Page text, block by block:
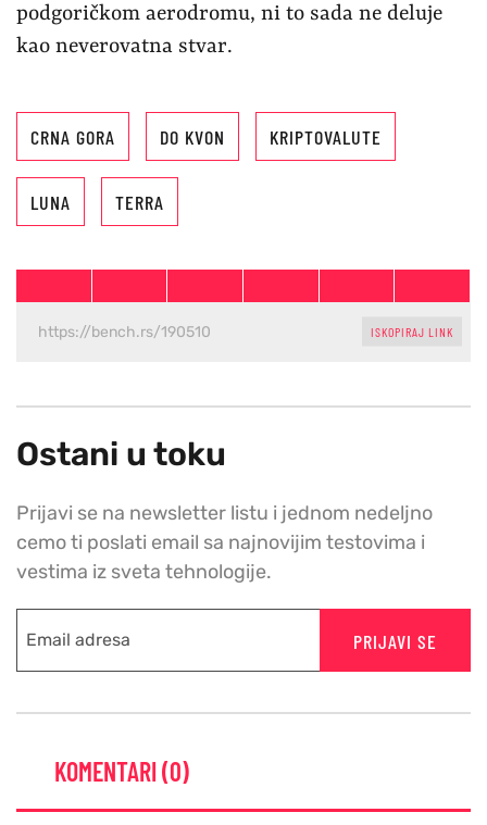
podgoričkom aerodromu, ni to sada ne deluje
kao neverovatna stvar.
CRNA GORA DO KVON KRIPTOVALUTE
LUNA TERRA
ISKOPIRAJ LINK
Ostani u toku
Prijavi se na newsletter listu i jednom nedeljno
cemo ti poslati email sa najnovijim testovima i
vestima iz sveta tehnologije.
PRIJAVI SE
KOMENTARI (0)